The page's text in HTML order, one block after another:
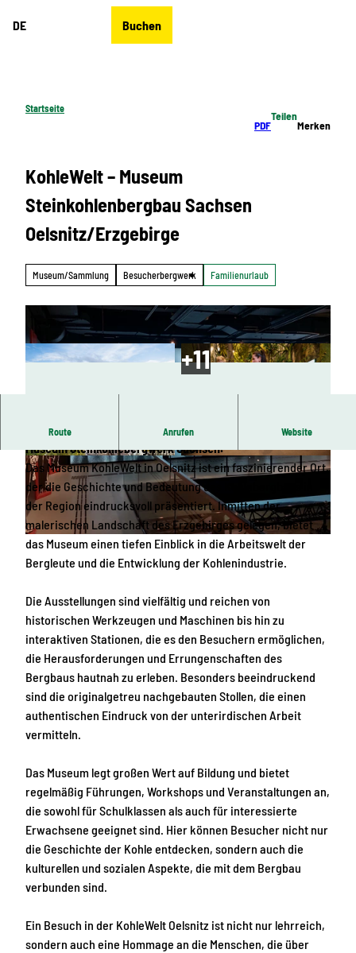
DE Buchen
Startseite
PDF
Teilen
Merken
KohleWelt – Museum
Steinkohlenbergbau Sachsen
Oelsnitz/Erzgebirge
Museum/Sammlung Besucherbergwerk Familienurlaub
© Birgit Gottlöber | KI-optimiert
© TMGS Dennis Stratmann
© Foto-Atelier LORENZ, Gregor Lorenz |
CC-BY
Route Anrufen Website
Ein herzliches Glück Auf in der KohleWelt Oelsnitz –
Museum Steinkohlebergwerk Sachsen.
Das Museum KohleWelt in Oelsnitz ist ein faszinierender Ort,
der die Geschichte und Bedeutung des Kohlebergbaus in
der Region eindrucksvoll präsentiert. Inmitten der
malerischen Landschaft des Erzgebirges gelegen, bietet
das Museum einen tiefen Einblick in die Arbeitswelt der
Bergleute und die Entwicklung der Kohlenindustrie.
Die Ausstellungen sind vielfältig und reichen von
historischen Werkzeugen und Maschinen bis hin zu
interaktiven Stationen, die es den Besuchern ermöglichen,
die Herausforderungen und Errungenschaften des
Bergbaus hautnah zu erleben. Besonders beeindruckend
sind die originalgetreu nachgebauten Stollen, die einen
authentischen Eindruck von der unterirdischen Arbeit
vermitteln.
Das Museum legt großen Wert auf Bildung und bietet
regelmäßig Führungen, Workshops und Veranstaltungen an,
die sowohl für Schulklassen als auch für interessierte
Erwachsene geeignet sind. Hier können Besucher nicht nur
die Geschichte der Kohle entdecken, sondern auch die
kulturellen und sozialen Aspekte, die mit dem Bergbau
verbunden sind.
Ein Besuch in der KohleWelt Oelsnitz ist nicht nur lehrreich,
sondern auch eine Hommage an die Menschen, die über